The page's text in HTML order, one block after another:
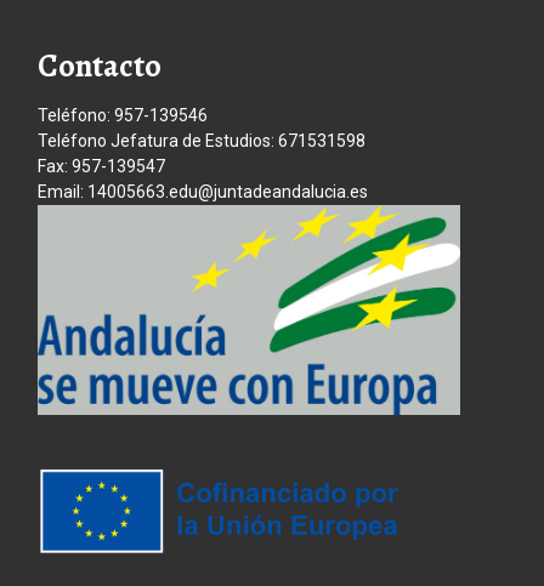
Contacto
Teléfono: 957-139546
Teléfono Jefatura de Estudios: 671531598
Fax: 957-139547
Email: 14005663.edu@juntadeandalucia.es